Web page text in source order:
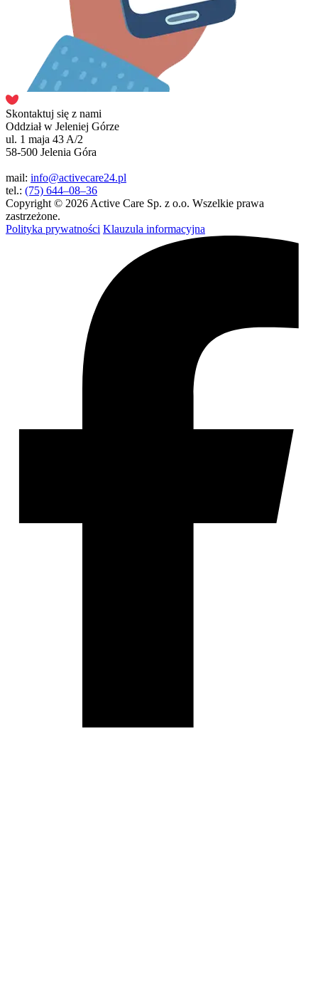
Skontaktuj się z nami
Oddział w Jeleniej Górze
ul. 1 maja 43 A/2
58-500 Jelenia Góra
mail: info@activecare24.pl
tel.: (75) 644–08–36
Copyright © 2026 Active Care Sp. z o.o. Wszelkie prawa
zastrzeżone.
Polityka prywatności Klauzula informacyjna